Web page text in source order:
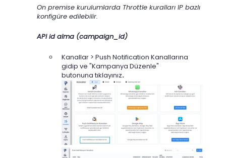
On premise kurulumlarda Throttle kuralları IP bazlı
konfigüre edilebilir.
API id alma (campaign_id)
Kanallar > Push Notification Kanallarına
gidip ve "Kampanya Düzenle"
butonuna tıklayınız.